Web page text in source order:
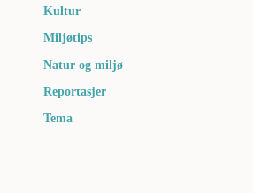
Kultur
Miljøtips
Natur og miljø
Reportasjer
Tema